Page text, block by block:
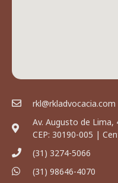
rkl@rkladvocacia.com
Av. Augusto de Lima,
CEP: 30190-005 |
(31) 3274-5066
(31) 98646-4070